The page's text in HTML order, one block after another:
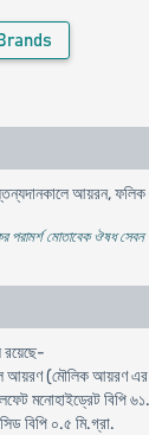
আয়রন,
পরামর্শ মোতাবেক ঔষধ
রয়েছে-
আয়রণ (মৌলিক আয়রণ
মনোহাইড্রেট বিপি
বিপি ০.৫ মি.গ্রা.